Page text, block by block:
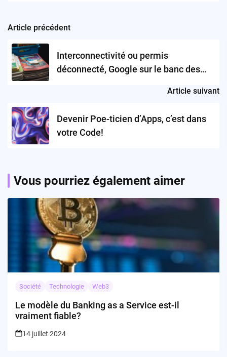
Post
navigation
Article précédent
Interconnectivité ou permis
déconnecté, Google sur le banc des
Article suivant
Devenir Poe-ticien d’Apps, c’est dans
votre Code!
Vous pourriez également aimer
Société Technologie Web3
Le modèle du Banking as a Service est-il
vraiment fiable?
14 juillet 2024